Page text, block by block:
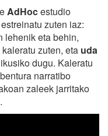
AdHocestudio
estreinatu zuten iaz:
lehenik eta behin,
zuten, eta uda
dugu. Kaleratu
narratibo
zaleek jarritako